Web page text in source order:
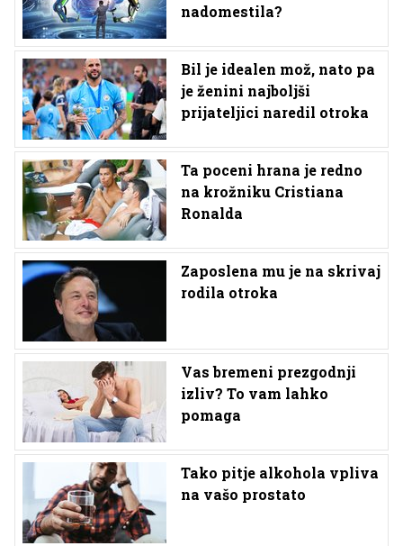
nadomestila?
Bil je idealen mož, nato pa
je ženini najboljši
prijateljici naredil otroka
Ta poceni hrana je redno
na krožniku Cristiana
Ronalda
Zaposlena mu je na skrivaj
rodila otroka
Vas bremeni prezgodnji
izliv? To vam lahko
pomaga
Tako pitje alkohola vpliva
na vašo prostato